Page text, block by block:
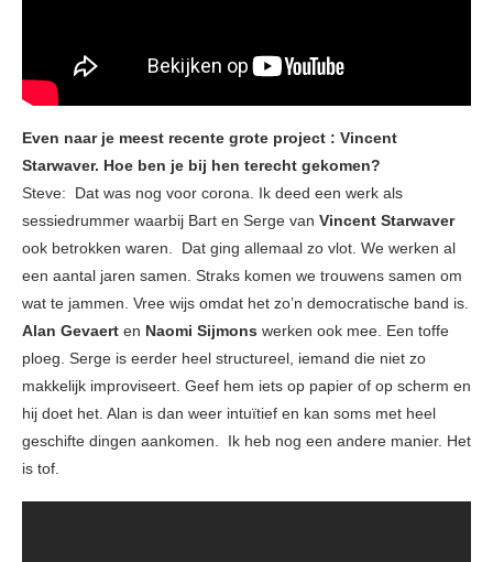
Even naar je meest recente grote project : Vincent
Starwaver. Hoe ben je bij hen terecht gekomen?
Steve: Dat was nog voor corona. Ik deed een werk als
sessiedrummer waarbij Bart en Serge van Vincent Starwaver
ook betrokken waren. Dat ging allemaal zo vlot. We werken al
een aantal jaren samen. Straks komen we trouwens samen om
wat te jammen. Vree wijs omdat het zo’n democratische band is.
Alan Gevaert en Naomi Sijmons werken ook mee. Een toffe
ploeg. Serge is eerder heel structureel, iemand die niet zo
makkelijk improviseert. Geef hem iets op papier of op scherm en
hij doet het. Alan is dan weer intuïtief en kan soms met heel
geschifte dingen aankomen. Ik heb nog een andere manier. Het
is tof.